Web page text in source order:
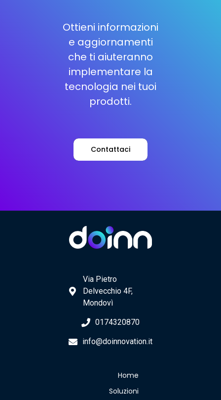
Ottieni informazioni
e aggiornamenti
che ti aiuteranno
implementare la
tecnologia nei tuoi
prodotti.
Contattaci
Via Pietro
Delvecchio 4F,
Mondovì
0174320870
info@doinnovation.it
Home
Soluzioni